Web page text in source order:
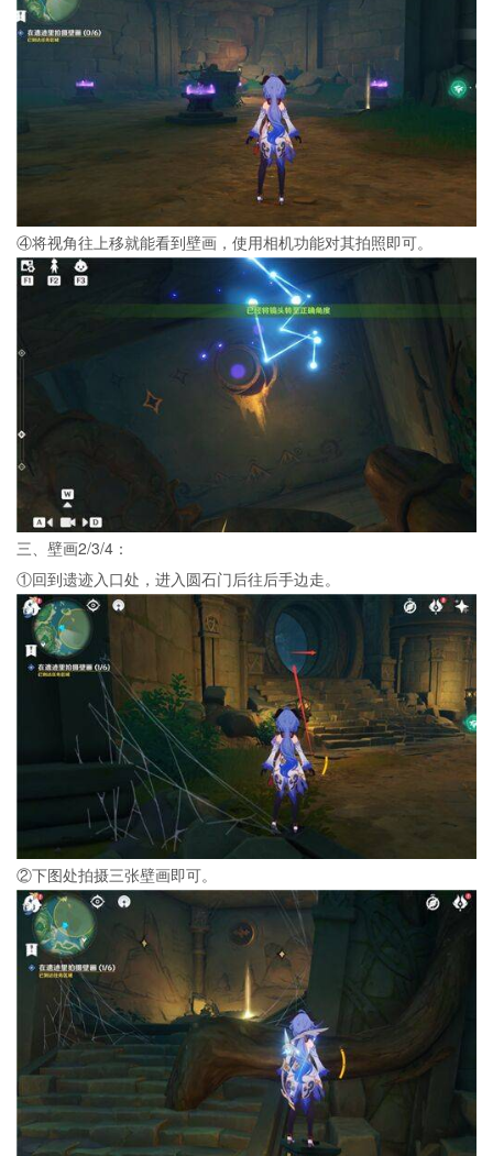
④将视角往上移就能看到壁画，使用相机功能对其拍照即可。
三、壁画2/3/4：
①回到遗迹入口处，进入圆石门后往后手边走。
②下图处拍摄三张壁画即可。